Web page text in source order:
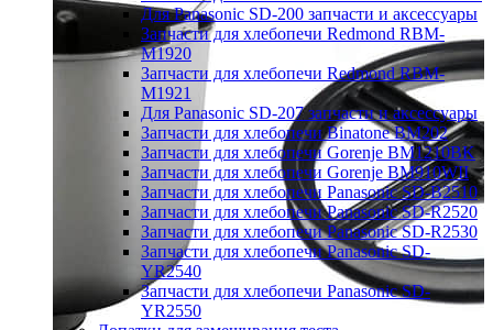
Для Panasonic SD-200 запчасти и аксессуары
Запчасти для хлебопечи Redmond RBM-
M1920
Запчасти для хлебопечи Redmond RBM-
M1921
Для Panasonic SD-207 запчасти и аксессуары
Запчасти для хлебопечи Binatone BM202
Запчасти для хлебопечи Gorenje BM1210BK
Запчасти для хлебопечи Gorenje BM910WII
Запчасти для хлебопечи Panasonic SD-B2510
Запчасти для хлебопечи Panasonic SD-R2520
Запчасти для хлебопечи Panasonic SD-R2530
Запчасти для хлебопечи Panasonic SD-
YR2540
Запчасти для хлебопечи Panasonic SD-
YR2550